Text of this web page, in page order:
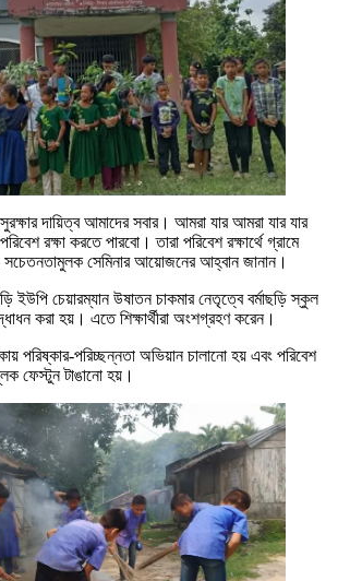
দায়িত্ব আমাদের সবার। আমরা যার আমরা যার যার
রক্ষা করতে পারবো। তারা পরিবেশ রক্ষার্থে গ্রামে
সচেতনতামুলক সেমিনার আয়োজনের আহ্বান জানান।
ইউপি চেয়ারম্যান উষাতন চাকমার নেতৃত্বে বর্মাছড়ি স্কুল
করা হয়। এতে শিক্ষার্থীরা অংশগ্রহণ করেন।
পরিষ্কার-পরিচ্ছন্নতা অভিয়ান চালানো হয় এবং পরিবেশ
ফেস্টুন টাঙানো হয়।